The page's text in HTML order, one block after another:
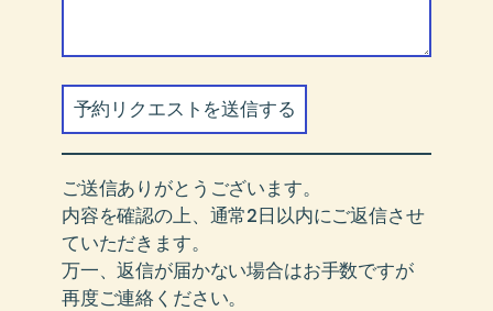
ご送信ありがとうございます。
内容を確認の上、通常2日以内にご返信させ
ていただきます。
万一、返信が届かない場合はお手数ですが
再度ご連絡ください。